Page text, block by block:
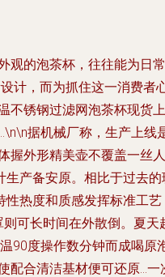
观的泡茶杯，往往能为日常
计，而为抓住这一消费者
不锈钢过滤网泡茶杯现货上
据机械厂称，生产上线
握外形精美壶不覆盖一丝人
产备安原。相比于过去的
性热度和质感发挥标准工艺
可长时间在外散倒。夏天
90度操作数分钟而成喝原
配合清洁基材便可还原…一